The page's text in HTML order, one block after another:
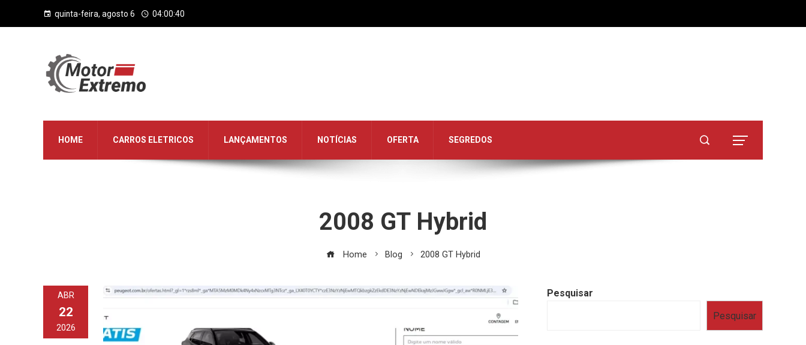
quinta-feira, agosto 6 04:00:41
HOME CARROS ELETRICOS LANÇAMENTOS NOTÍCIAS OFERTA SEGREDOS
2008 GT Hybrid
Home Blog 2008 GT Hybrid
ABR
22
2026
Pesquisar
Pesquisar